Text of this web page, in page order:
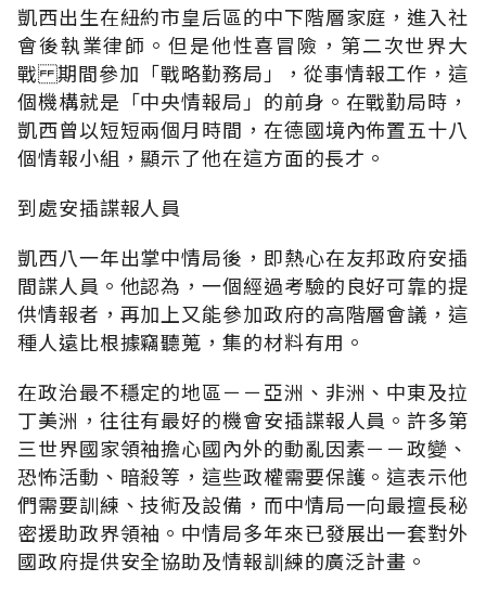
凱西出生在紐約市皇后區的中下階層家庭，進入社
會後執業律師。但是他性喜冒險，第二次世界大
戰 期間參加「戰略勤務局」，從事情報工作，這
個機構就是「中央情報局」的前身。在戰勤局時，
凱西曾以短短兩個月時間，在德國境內佈置五十八
個情報小組，顯示了他在這方面的長才。
到處安插諜報人員
凱西八一年出掌中情局後，即熱心在友邦政府安插
間諜人員。他認為，一個經過考驗的良好可靠的提
供情報者，再加上又能參加政府的高階層會議，這
種人遠比根據竊聽蒐，集的材料有用。
在政治最不穩定的地區－－亞洲、非洲、中東及拉
丁美洲，往往有最好的機會安插諜報人員。許多第
三世界國家領袖擔心國內外的動亂因素－－政變、
恐怖活動、暗殺等，這些政權需要保護。這表示他
們需要訓練、技術及設備，而中情局一向最擅長秘
密援助政界領袖。中情局多年來已發展出一套對外
國政府提供安全協助及情報訓練的廣泛計畫。